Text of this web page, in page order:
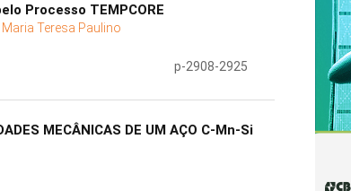
Processo TEMPCORE
Teresa Paulino
p-2908-2925
MECÂNICAS DE UM AÇO C-Mn-Si